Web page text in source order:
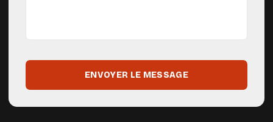
ENVOYER LE MESSAGE